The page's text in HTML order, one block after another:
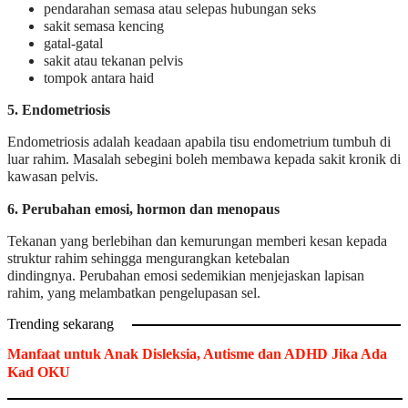
pendarahan semasa atau selepas hubungan seks
sakit semasa kencing
gatal-gatal
sakit atau tekanan pelvis
tompok antara haid
5. Endometriosis
Endometriosis adalah keadaan apabila tisu endometrium tumbuh di
luar rahim. Masalah sebegini boleh membawa kepada sakit kronik di
kawasan pelvis.
6. Perubahan emosi, hormon dan menopaus
Tekanan yang berlebihan dan kemurungan memberi kesan kepada
struktur rahim sehingga mengurangkan ketebalan
dindingnya. Perubahan emosi sedemikian menjejaskan lapisan
rahim, yang melambatkan pengelupasan sel.
Trending sekarang
Manfaat untuk Anak Disleksia, Autisme dan ADHD Jika Ada
Kad OKU